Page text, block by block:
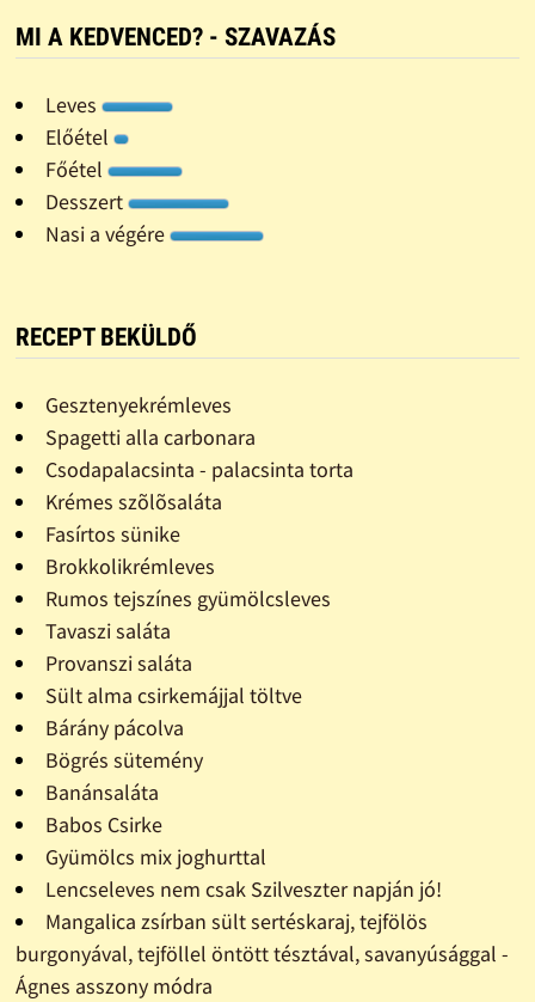
MI A KEDVENCED? - SZAVAZÁS
Leves
Előétel
Főétel
Desszert
Nasi a végére
RECEPT BEKÜLDŐ
Gesztenyekrémleves
Spagetti alla carbonara
Csodapalacsinta - palacsinta torta
Krémes szõlõsaláta
Fasírtos sünike
Brokkolikrémleves
Rumos tejszínes gyümölcsleves
Tavaszi saláta
Provanszi saláta
Sült alma csirkemájjal töltve
Bárány pácolva
Bögrés sütemény
Banánsaláta
Babos Csirke
Gyümölcs mix joghurttal
Lencseleves nem csak Szilveszter napján jó!
Mangalica zsírban sült sertéskaraj, tejfölös
burgonyával, tejföllel öntött tésztával, savanyúsággal -
Ágnes asszony módra